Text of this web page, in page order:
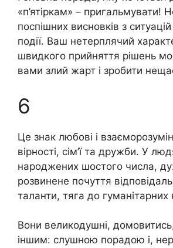
«п’ятіркам» – пригальмувати!
поспішних висновків з
події. Ваш нетерплячий
швидкого прийняття рішень
вами злий жарт і зробити
6
Це знак любові і
вірності, сім’ї та дружби. У
народжених шостого числа,
розвинене почуття
таланти, тяга до гуманітарних
Вони великодушні,
іншим: слушною порадою і,